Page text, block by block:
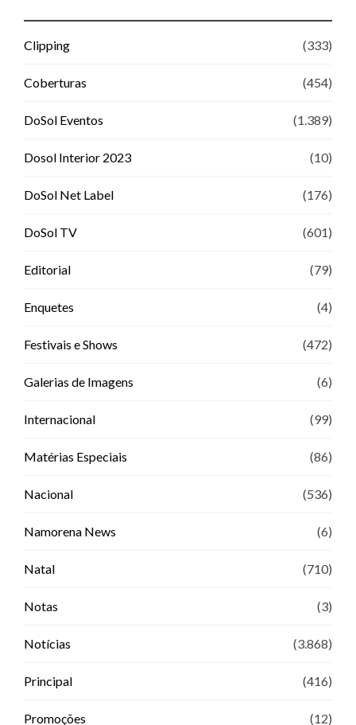
Clipping (333)
Coberturas (454)
DoSol Eventos (1.389)
Dosol Interior 2023 (10)
DoSol Net Label (176)
DoSol TV (601)
Editorial (79)
Enquetes (4)
Festivais e Shows (472)
Galerias de Imagens (6)
Internacional (99)
Matérias Especiais (86)
Nacional (536)
Namorena News (6)
Natal (710)
Notas (3)
Notícias (3.868)
Principal (416)
Promoções (12)